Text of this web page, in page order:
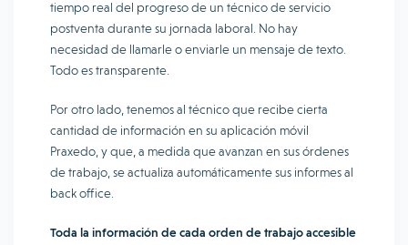
tiempo real del progreso de un técnico de servicio
postventa durante su jornada laboral. No hay
necesidad de llamarle o enviarle un mensaje de texto.
Todo es transparente.
Por otro lado, tenemos al técnico que recibe cierta
cantidad de información en su aplicación móvil
Praxedo, y que, a medida que avanzan en sus órdenes
de trabajo, se actualiza automáticamente sus informes al
back office.
Toda la información de cada orden de trabajo accesible